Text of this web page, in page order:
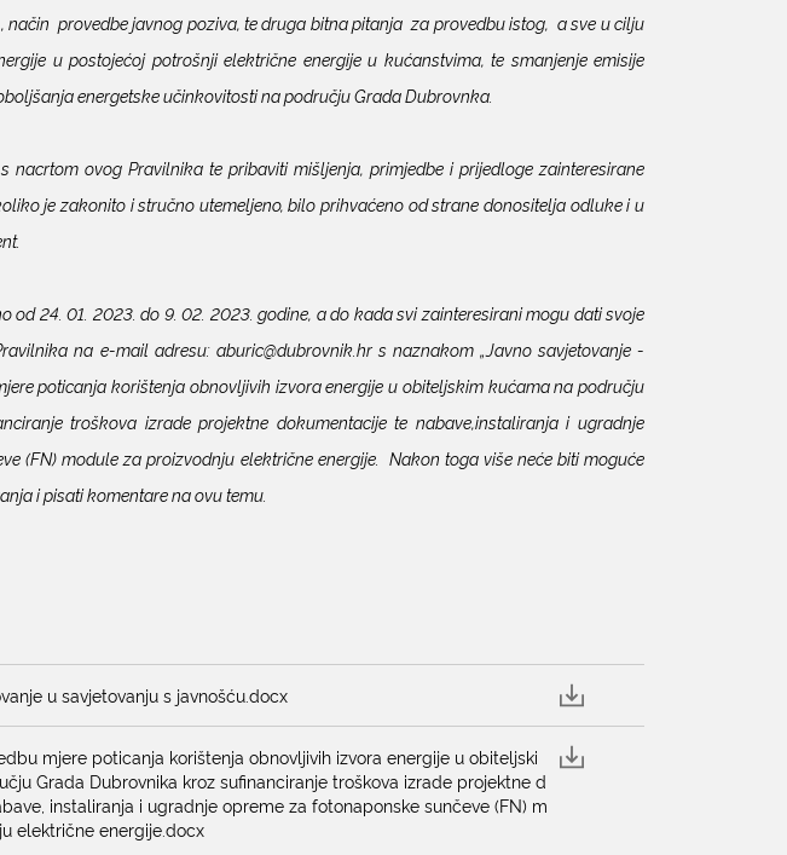
provedbe javnog poziva, te druga bitna pitanja za provedbu istog, a sve u cilju
u postojećoj potrošnji električne energije u kućanstvima, te smanjenje emisije
energetske učinkovitosti na području Grada Dubrovnka.
nacrtom ovog Pravilnika te pribaviti mišljenja, primjedbe i prijedloge zainteresirane
je zakonito i stručno utemeljeno, bilo prihvaćeno od strane donositelja odluke i u
od 24. 01. 2023. do 9. 02. 2023. godine, a do kada svi zainteresirani mogu dati svoje
na e-mail adresu: aburic@dubrovnik.hr s naznakom „Javno savjetovanje -
poticanja korištenja obnovljivih izvora energije u obiteljskim kućama na području
troškova izrade projektne dokumentacije te nabave,instaliranja i ugradnje
(FN) module za proizvodnju električne energije. Nakon toga više neće biti moguće
i pisati komentare na ovu temu.
u savjetovanju s javnošću.docx
mjere poticanja korištenja obnovljivih izvora energije u obiteljski
Grada Dubrovnika kroz sufinanciranje troškova izrade projektne d
instaliranja i ugradnje opreme za fotonaponske sunčeve (FN) m
električne energije.docx